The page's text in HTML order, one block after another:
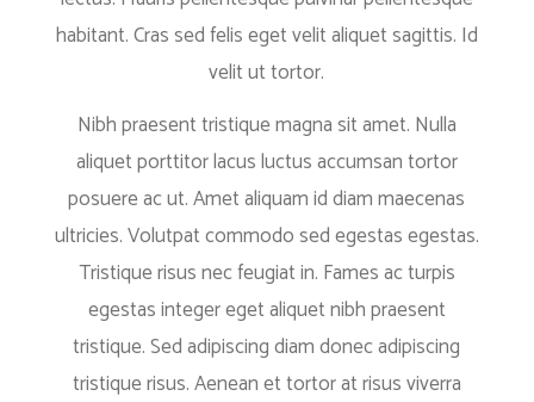
habitant. Cras sed felis eget velit aliquet sagittis. Id
velit ut tortor.
Nibh praesent tristique magna sit amet. Nulla
aliquet porttitor lacus luctus accumsan tortor
posuere ac ut. Amet aliquam id diam maecenas
ultricies. Volutpat commodo sed egestas egestas.
Tristique risus nec feugiat in. Fames ac turpis
egestas integer eget aliquet nibh praesent
tristique. Sed adipiscing diam donec adipiscing
tristique risus. Aenean et tortor at risus viverra